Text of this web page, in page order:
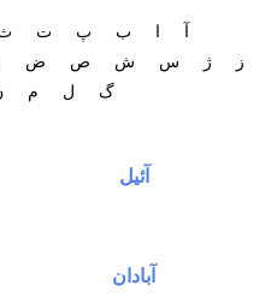
ب پ ت
ز
ژ س ش ص ض
گ
ل م
آئیل
آبادان